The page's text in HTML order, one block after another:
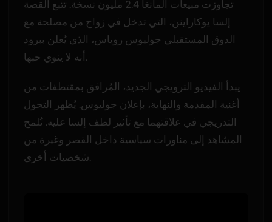
تجاوزت مبيعات المانغا 2.4 مليون نسخة. تتبع القصة
إلسا يوكاراينن، التي تدخل في زواج من مصلحة مع
الدوق المستقبلي جوليوس روياس، الذي يُعلن ببرود
أنه لا ينوي حبها.
يبدأ الفيديو الترويجي الجديد، المُرافق بمقتطفات من
أغنية المقدمة والنهاية، بإعلان جوليوس. يُظهر التحول
التدريجي في علاقتهما مع تأثير لطف إلسا عليه. تُلمح
المشاهد إلى مناورات سياسية داخل القصر وغيرة من
شخصيات أخرى.